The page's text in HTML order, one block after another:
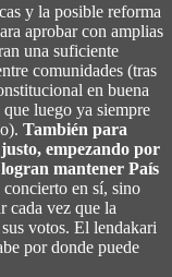
y la posible reforma
aprobar con amplias
una suficiente
comunidades (tras
en buena
luego ya siempre
También para
empezando por
mantener País
en sí, sino
cada vez que la
votos. El lendakari
por donde puede